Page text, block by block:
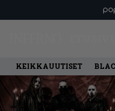
KEIKKAUUTISET